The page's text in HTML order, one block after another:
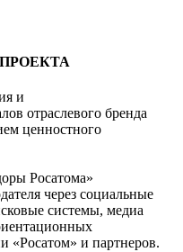
и
отраслевого бренда
ценностного
Росатома»
через социальные
системы, медиа
«Росатом» и партнеров.